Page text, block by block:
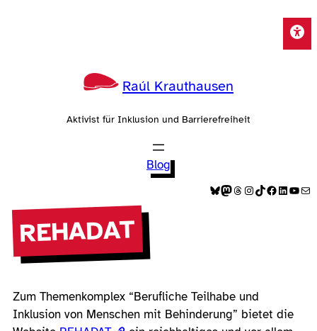
Raúl Krauthausen
Aktivist für Inklusion und Barrierefreiheit
Blog
Bluesky Mastodon Threads Instagram TikTok Facebook LinkedIn YouTube E-Mail
REHADAT
Zum Themenkomplex “Berufliche Teilhabe und
Inklusion von Menschen mit Behinderung” bietet die